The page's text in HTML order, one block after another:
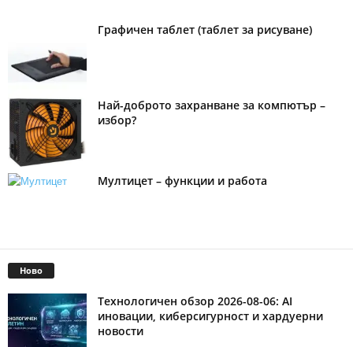
Графичен таблет (таблет за рисуване)
Най-доброто захранване за компютър –
избор?
Мултицет – функции и работа
Ново
Технологичен обзор 2026-08-06: AI
иновации, киберсигурност и хардуерни
новости